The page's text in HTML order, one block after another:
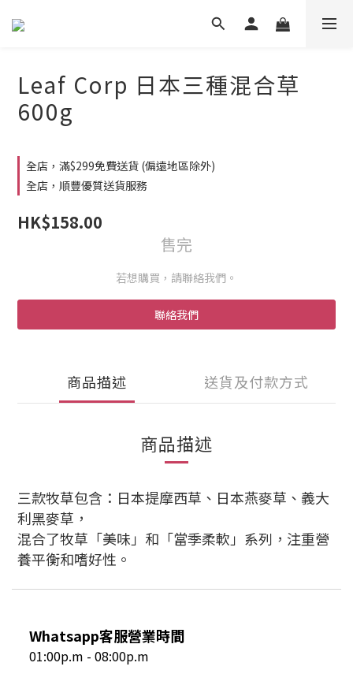
Leaf Corp 日本三種混合草
600g
全店，滿$299免費送貨 (偏遠地區除外)
全店，順豐優質送貨服務
HK$158.00
售完
若想購買，請聯絡我們。
聯絡我們
商品描述 送貨及付款方式
商品描述
三款牧草包含：日本提摩西草、日本燕麥草、義大
利黑麥草，
混合了牧草「美味」和「當季柔軟」系列，注重營
養平衡和嗜好性。
Whatsapp客服營業時間
01:00p.m - 08:00p.m